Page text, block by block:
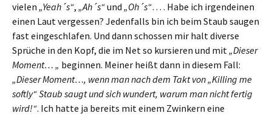
vielen „Yeah´s“, „Ah´s“und „Oh´s“… . Habe ich irgendeinen
einen Laut vergessen? Jedenfalls bin ich beim Staub saugen
fast eingeschlafen. Und dann schossen mir halt diverse
Sprüche in den Kopf, die im Net so kursieren und mit„Dieser
Moment… „ beginnen. Meiner heißt dann in diesem Fall:
„Dieser Moment…, wenn man nach dem Takt von „Killing me
softly“ Staub saugt und sich wundert, warum man nicht fertig
wird!“. Ich hatte ja bereits mit einem Zwinkern eine